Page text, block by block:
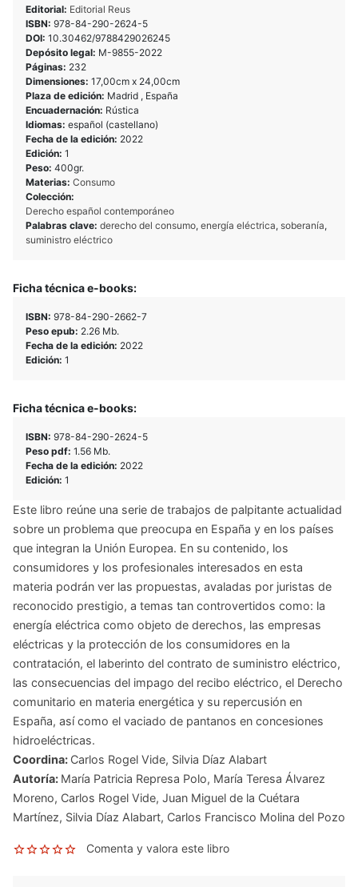
Editorial: Editorial Reus
ISBN: 978-84-290-2624-5
DOI: 10.30462/9788429026245
Depósito legal: M-9855-2022
Páginas: 232
Dimensiones: 17,00cm x 24,00cm
Plaza de edición: Madrid , España
Encuadernación: Rústica
Idiomas: español (castellano)
Fecha de la edición: 2022
Edición: 1
Peso: 400gr.
Materias: Consumo
Colección:
Derecho español contemporáneo
Palabras clave: derecho del consumo, energía eléctrica, soberanía,
suministro eléctrico
Ficha técnica e-books:
ISBN: 978-84-290-2662-7
Peso epub: 2.26 Mb.
Fecha de la edición: 2022
Edición: 1
Ficha técnica e-books:
ISBN: 978-84-290-2624-5
Peso pdf: 1.56 Mb.
Fecha de la edición: 2022
Edición: 1
Este libro reúne una serie de trabajos de palpitante actualidad
sobre un problema que preocupa en España y en los países
que integran la Unión Europea. En su contenido, los
consumidores y los profesionales interesados en esta
materia podrán ver las propuestas, avaladas por juristas de
reconocido prestigio, a temas tan controvertidos como: la
energía eléctrica como objeto de derechos, las empresas
eléctricas y la protección de los consumidores en la
contratación, el laberinto del contrato de suministro eléctrico,
las consecuencias del impago del recibo eléctrico, el Derecho
comunitario en materia energética y su repercusión en
España, así como el vaciado de pantanos en concesiones
hidroeléctricas.
Coordina: Carlos Rogel Vide, Silvia Díaz Alabart
Autoría: María Patricia Represa Polo, María Teresa Álvarez
Moreno, Carlos Rogel Vide, Juan Miguel de la Cuétara
Martínez, Silvia Díaz Alabart, Carlos Francisco Molina del Pozo
Comenta y valora este libro